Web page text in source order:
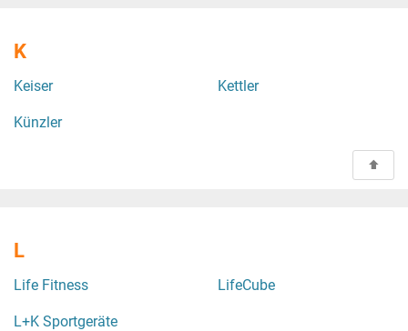
K
Keiser Kettler
Künzler
L
Life Fitness LifeCube
L+K Sportgeräte